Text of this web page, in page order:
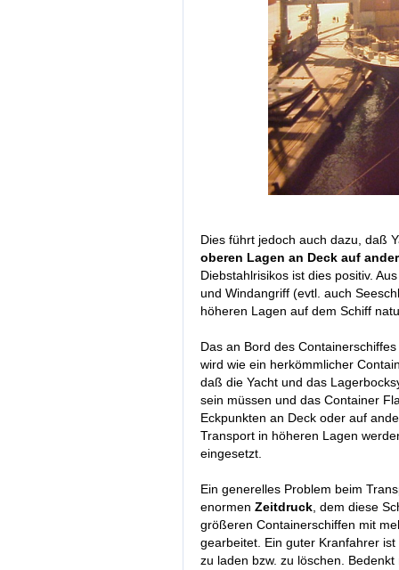
Dies führt jedoch auch dazu, daß
oberen Lagen an Deck auf
Diebstahlrisikos ist dies positiv.
und Windangriff (evtl. auch
höheren Lagen auf dem Schiff
Das an Bord des
wird wie ein herkömmlicher
daß die Yacht und das
sein müssen und das Container
Eckpunkten an Deck oder auf
Transport in höheren Lagen
eingesetzt.
Ein generelles Problem beim
enormen Zeitdruck, dem diese
größeren Containerschiffen mit
gearbeitet. Ein guter Kranfahrer
zu laden bzw. zu löschen.